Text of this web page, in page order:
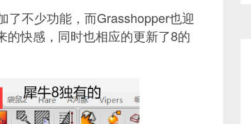
了不少功能，而Grasshopper也迎
快感，同时也相应的更新了8的